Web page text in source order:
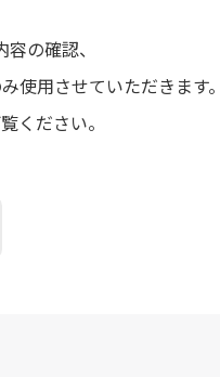
の確認、
使用させていただきます。
ください。